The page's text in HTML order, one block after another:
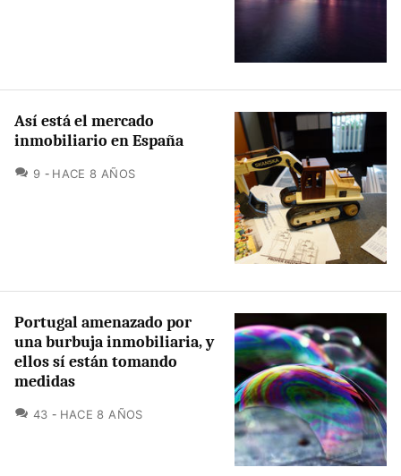
Así está el mercado
inmobiliario en España
9 COMENTARIOS
HACE 8 AÑOS
Portugal amenazado por
una burbuja inmobiliaria, y
ellos sí están tomando
medidas
43 COMENTARIOS
HACE 8 AÑOS